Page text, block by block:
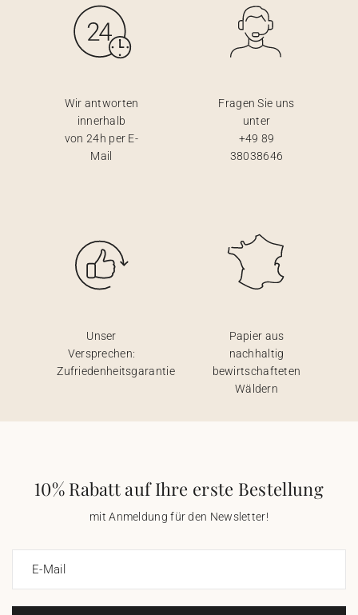
Wir antworten
innerhalb
von 24h per E-
Mail
Fragen Sie uns
unter
+49 89
38038646
Unser
Versprechen:
Zufriedenheitsgarantie
Papier aus
nachhaltig
bewirtschafteten
Wäldern
10% Rabatt auf Ihre erste Bestellung
mit Anmeldung für den Newsletter!
E-Mail